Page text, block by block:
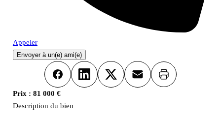
Appeler
Envoyer à un(e) ami(e)
FacebookLinkedInX Email Imprimer
Prix : 81 000 €
Description du bien